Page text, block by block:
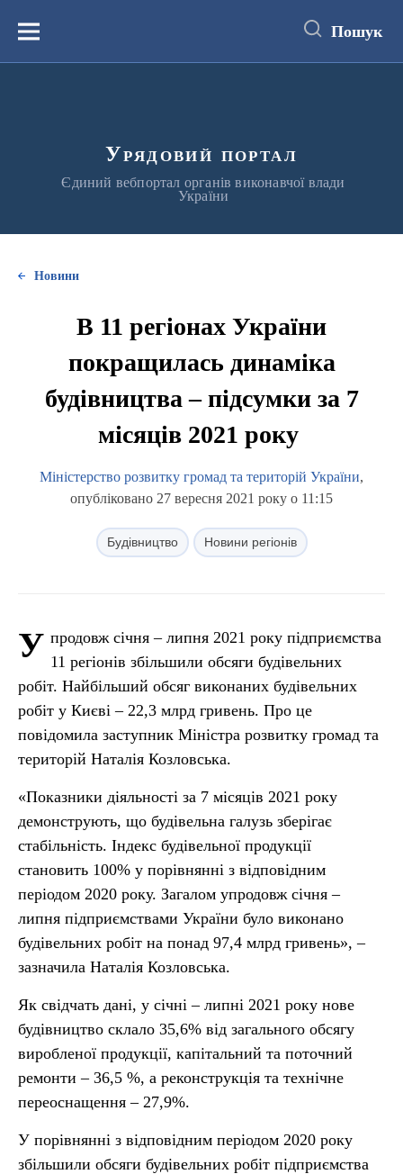
вмістуМеню Пошук
Урядовий портал
Єдиний вебпортал органів виконавчої влади
України
Новини
В 11 регіонах України
покращилась динаміка
будівництва – підсумки за 7
місяців 2021 року
Міністерство розвитку громад та територій України,
опубліковано 27 вересня 2021 року о 11:15
Будівництво Новини регіонів
У продовж січня – липня 2021 року підприємства
11 регіонів збільшили обсяги будівельних
робіт. Найбільший обсяг виконаних будівельних
робіт у Києві – 22,3 млрд гривень. Про це
повідомила заступник Міністра розвитку громад та
територій Наталія Козловська.
«Показники діяльності за 7 місяців 2021 року
демонструють, що будівельна галузь зберігає
стабільність. Індекс будівельної продукції
становить 100% у порівнянні з відповідним
періодом 2020 року. Загалом упродовж січня –
липня підприємствами України було виконано
будівельних робіт на понад 97,4 млрд гривень», –
зазначила Наталія Козловська.
Як свідчать дані, у січні – липні 2021 року нове
будівництво склало 35,6% від загального обсягу
виробленої продукції, капітальний та поточний
ремонти – 36,5 %, а реконструкція та технічне
переоснащення – 27,9%.
У порівнянні з відповідним періодом 2020 року
збільшили обсяги будівельних робіт підприємства